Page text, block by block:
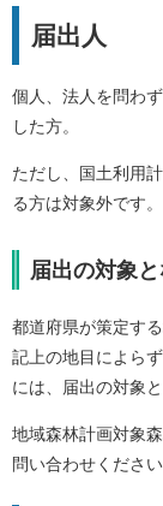
届出人
個人、法人を問わ
した方。
ただし、国土利用
る方は対象外です。
届出の対象
都道府県が策定す
記上の地目によら
には、届出の対象
地域森林計画対象
問い合わせください